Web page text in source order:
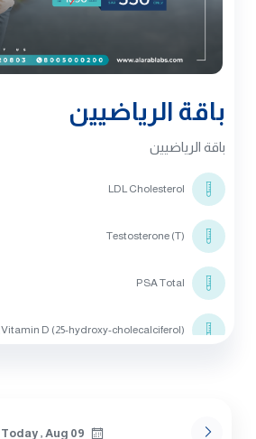
باقة الرياضيين
باقة الرياضيين
LDL Cholesterol
Testosterone (T)
PSA Total
Vitamin D (25-hydroxy-cholecalciferol),